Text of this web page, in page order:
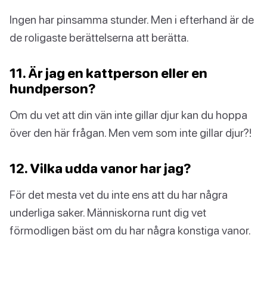
Ingen har pinsamma stunder. Men i efterhand är de
de roligaste berättelserna att berätta.
11. Är jag en kattperson eller en
hundperson?
Om du vet att din vän inte gillar djur kan du hoppa
över den här frågan. Men vem som inte gillar djur?!
12. Vilka udda vanor har jag?
För det mesta vet du inte ens att du har några
underliga saker. Människorna runt dig vet
förmodligen bäst om du har några konstiga vanor.